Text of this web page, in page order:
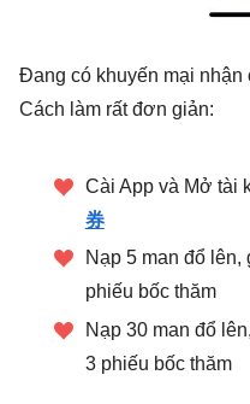
Đang có khuyến mại nhận
Cách làm rất đơn giản:
Cài App và Mở tài
券
Nạp 5 man đổ
phiếu bốc thăm
Nạp 30 man đổ
3 phiếu bốc thăm